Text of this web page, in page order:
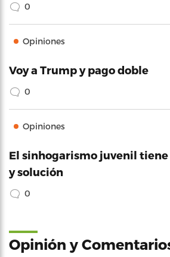
0
Opiniones
Voy a Trump y pago doble
0
Opiniones
El sinhogarismo juvenil
y solución
0
Opinión y